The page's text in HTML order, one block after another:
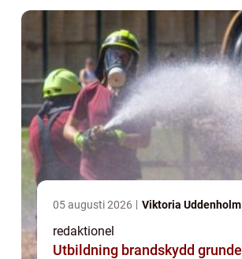
05 augusti 2026 Viktoria Uddenholm
redaktionel
Utbildning brandskydd grunden för